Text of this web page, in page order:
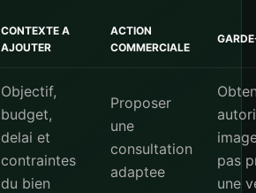
CONTEXTE A
AJOUTER
ACTION
COMMERCIALE
Objectif,
budget,
delai et
contraintes
du bien
Proposer
une
consultation
adaptee
pas
une